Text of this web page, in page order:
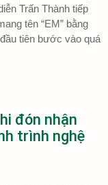
Trấn Thành tiếp
tên “EM” bằng
tiên bước vào quá
đón nhận
trình nghệ